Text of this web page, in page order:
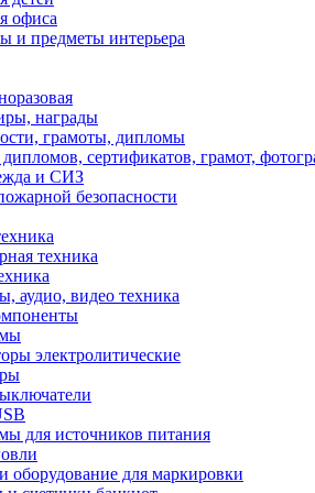
офиса
и предметы интерьера
награды
грамоты, дипломы
сертификатов, грамот,
и СИЗ
безопасности
техника
аудио, видео техника
электролитические
для источников питания
оборудование для маркировки